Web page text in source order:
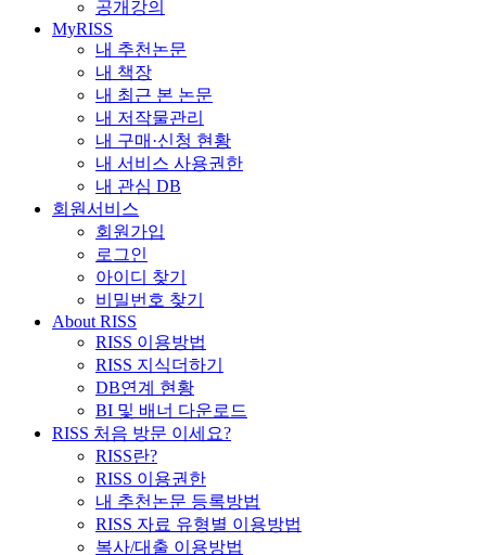
공개강의
MyRISS
내 추천논문
내 책장
내 최근 본 논문
내 저작물관리
내 구매·신청 현황
내 서비스 사용권한
내 관심 DB
회원서비스
회원가입
로그인
아이디 찾기
비밀번호 찾기
About RISS
RISS 이용방법
RISS 지식더하기
DB연계 현황
BI 및 배너 다운로드
RISS 처음 방문 이세요?
RISS란?
RISS 이용권한
내 추천논문 등록방법
RISS 자료 유형별 이용방법
복사/대출 이용방법